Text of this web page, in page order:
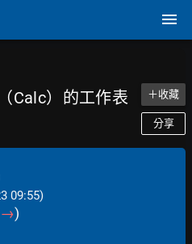
Calc）的工作表 ＋收藏
分享
09:55)
→)